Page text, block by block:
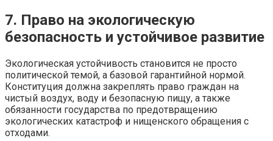
7. Право на экологическую
безопасность и устойчивое развитие
Экологическая устойчивость становится не просто
политической темой, а базовой гарантийной нормой.
Конституция должна закреплять право граждан на
чистый воздух, воду и безопасную пищу, а также
обязанности государства по предотвращению
экологических катастроф и нищенского обращения с
отходами.